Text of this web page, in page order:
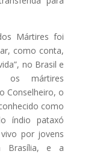
Mártires foi
como conta,
no Brasil e
os mártires
Conselheiro, o
como
índio pataxó
por jovens
Brasília, e a